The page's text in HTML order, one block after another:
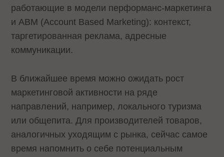
работающие в модели перформанс-маркетинга
и ABM (Account Based Marketing): контекст,
таргетированная реклама, адресные
коммуникации.
В ближайшее время можно ожидать рост
маркетинговой активности на ряде
направлений, например, локального туризма
или общепита. Для производителей товаров,
аналогичных уходящим с рынка, сейчас самое
время напомнить о себе потенциальным